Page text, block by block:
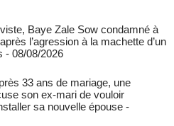
Baye Zale Sow condamné à
l’agression à la machette d’un
- 08/08/2026
33 ans de mariage, une
son ex-mari de vouloir
sa nouvelle épouse -